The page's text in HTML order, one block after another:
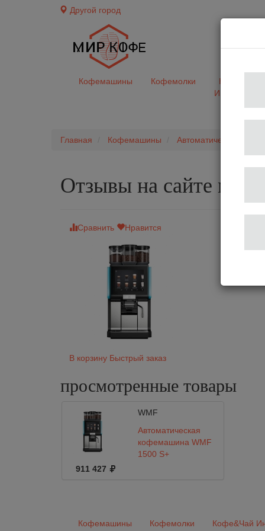
Другой город
Кофемашины Кофемолки
Кофе&Чай
Ингредиенты
Главная Кофемашины Автоматические
Отзывы на сайте
Сравнить Нравится
В корзину Быстрый заказ
просмотренные товары
WMF
Автоматическая
кофемашина WMF
1500 S+
911 427
Кофемашины Кофемолки Кофе&Чай